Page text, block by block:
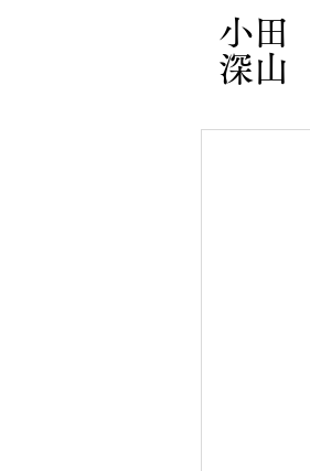
小田
深山